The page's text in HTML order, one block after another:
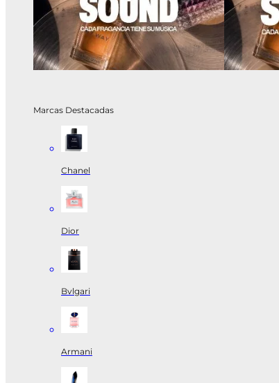
Marcas Destacadas
Chanel
Dior
Bvlgari
Armani